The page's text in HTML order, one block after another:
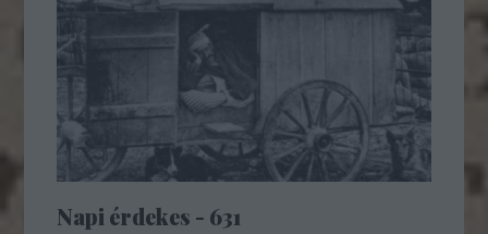
Napi érdekes - 631